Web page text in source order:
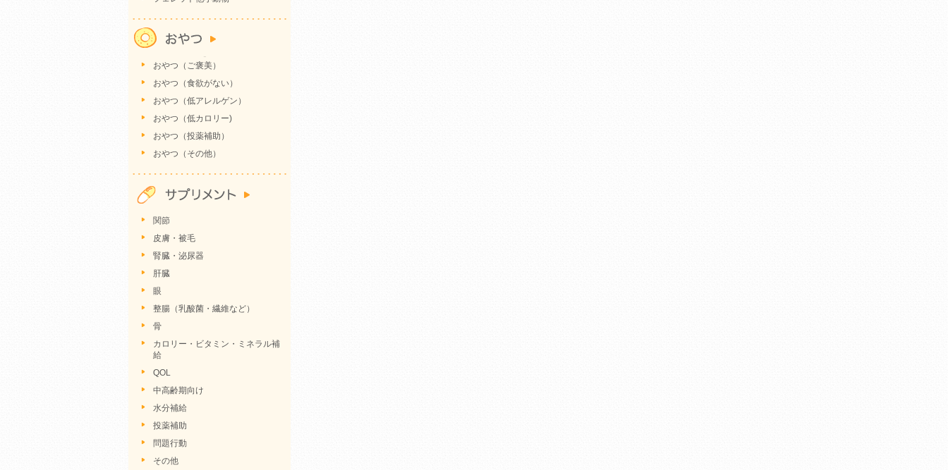
おやつ（ご褒美）
おやつ（食欲がない）
おやつ（低アレルゲン）
おやつ（低カロリー)
おやつ（投薬補助）
おやつ（その他）
関節
皮膚・被毛
腎臓・泌尿器
肝臓
眼
整腸（乳酸菌・繊維など）
骨
カロリー・ビタミン・ミネラル補
給
QOL
中高齢期向け
水分補給
投薬補助
問題行動
その他